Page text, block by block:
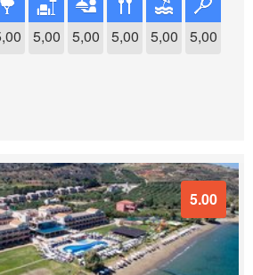
5,00 5,00 5,00 5,00 5,00
5.00